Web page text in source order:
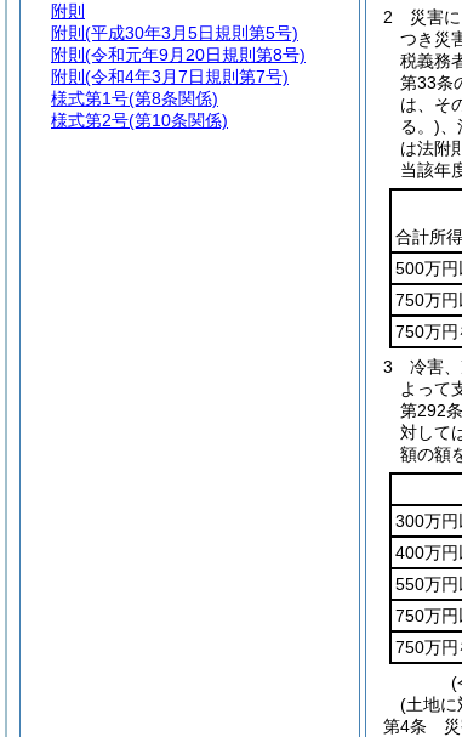
2 災害
つき災
税義務
第33条
は、そ
る。)
は法附
当該年
合計所
500万円
750万円
750万円
3
冷害
よって
第292
対して
額の額
300万円
400万円
550万円
750万円
750万円
(
(土地に
第4条
附則
附則 (平成30年3月5日規則第5号)
附則 (令和元年9月20日規則第8号)
附則 (令和4年3月7日規則第7号)
様式第1号(第8条関係)
様式第2号(第10条関係)